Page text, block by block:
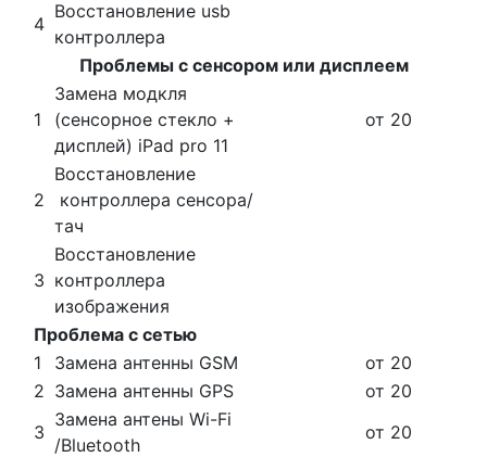
4
Восстановление usb
контроллера
Проблемы с сенсором или дисплеем
1
Замена модкля
(сенсорное стекло +
дисплей) iPad pro 11
от 20
2
Восстановление
контроллера сенсора/
тач
3
Восстановление
контроллера
изображения
Проблема с сетью
1
Замена антенны GSM
от 20
2 Замена антенны GPS
от 20
3
Замена антены Wi-Fi
/Bluetooth
от 20